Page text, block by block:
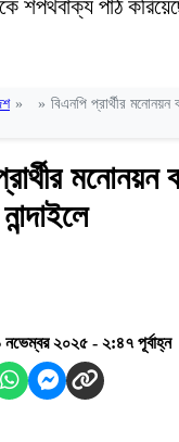
শপথবাক্য পাঠ
» » বিএনপি প্রার্থীর মনোনয়ন
মনোনয়ন
নভেম্বর ২০২৫ - ২:৪৭ পূর্বাহ্ন